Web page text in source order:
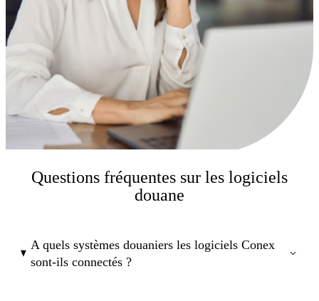
Questions fréquentes sur les logiciels
douane
A quels systèmes douaniers les logiciels Conex
sont-ils connectés ?